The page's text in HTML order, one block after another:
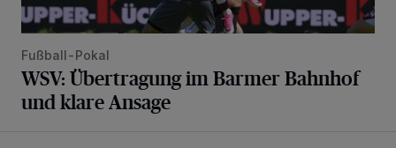
Fußball-Pokal
WSV: Übertragung im Barmer Bahnhof
und klare Ansage